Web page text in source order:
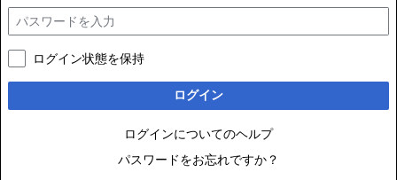
ログイン状態を保持
ログイン
ログインについてのヘルプ
パスワードをお忘れですか？